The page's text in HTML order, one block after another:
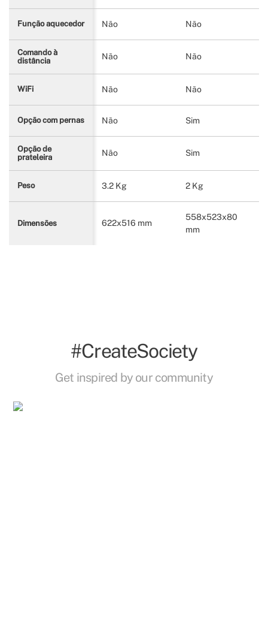
Função aquecedor Não Não
Comando à
distância
Não Não
WiFi Não Não
Opção com pernas Não Sim
Opção de
prateleira
Não Sim
Peso 3.2 Kg 2 Kg
Dimensões 622x516 mm
558x523x80
mm
#CreateSociety
Get inspired by our community